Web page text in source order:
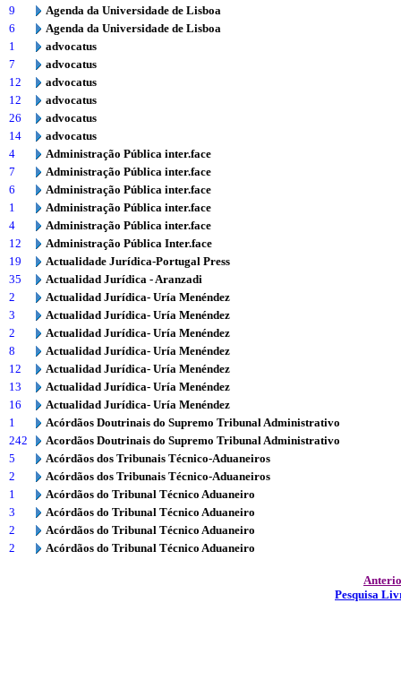
9
Agenda da Universidade de Lisboa
6
Agenda da Universidade de Lisboa
1
advocatus
7
advocatus
12
advocatus
12
advocatus
26
advocatus
14
advocatus
4
Administração Pública inter.face
7
Administração Pública inter.face
6
Administração Pública inter.face
1
Administração Pública inter.face
4
Administração Pública inter.face
12
Administração Pública Inter.face
19
Actualidade Jurídica-Portugal Press
35
Actualidad Jurídica - Aranzadi
2
Actualidad Jurídica- Uría Menéndez
3
Actualidad Jurídica- Uría Menéndez
2
Actualidad Jurídica- Uría Menéndez
8
Actualidad Jurídica- Uría Menéndez
12
Actualidad Jurídica- Uría Menéndez
13
Actualidad Jurídica- Uría Menéndez
16
Actualidad Jurídica- Uría Menéndez
1
Acórdãos Doutrinais do Supremo Tribunal Administrativo
242
Acordãos Doutrinais do Supremo Tribunal Administrativo
5
Acórdãos dos Tribunais Técnico-Aduaneiros
2
Acórdãos dos Tribunais Técnico-Aduaneiros
1
Acórdãos do Tribunal Técnico Aduaneiro
3
Acórdãos do Tribunal Técnico Aduaneiro
2
Acórdãos do Tribunal Técnico Aduaneiro
2
Acórdãos do Tribunal Técnico Aduaneiro
Pesquisa